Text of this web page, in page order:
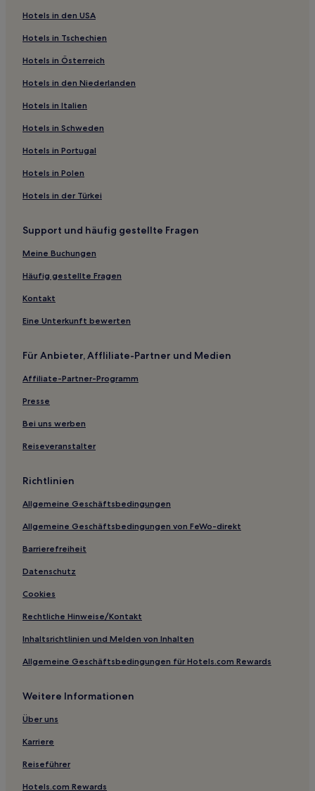
Hotels nahe Houston City Hall
Hotels nahe Edison Museum
Beaumont Hotels
Hotels nahe High Island Beach
Hotels nahe Golf Club of Houston
Smith Point: Hotels
Hotels nahe Moody Mansion Museum
Montrose: Hotels
Hotels nahe Bahnhof Terminal A
Port Bolivar Hotels
Hotels nahe Houston Northwest Medical Center
Riverside Terrace: Hotels
Pleasantville: Hotels
Kirbyville Hotels
Conroe Hotels
Hotels nahe Naskila Gaming
Hotels nahe Battleship Texas
Magnolia Park: Hotels
San Leon: Hotels
China Hotels
Warren Hotels
Hotels nahe Christus Southeast Texas - St. Mary
Hotels nahe Gator Country Wildlife Adventure Park and
Woodland Heights: Hotels
Diboll Hotels
Hotels in den USA
Hotels in Tschechien
Hotels in Österreich
Hotels in den Niederlanden
Hotels in Italien
Hotels in Schweden
Hotels in Portugal
Hotels in Polen
Hotels in der Türkei
Support und häufig gestellte Fragen
Meine Buchungen
Häufig gestellte Fragen
Kontakt
Eine Unterkunft bewerten
Für Anbieter, Affliliate-Partner und Medien
Affiliate-Partner-Programm
Presse
Bei uns werben
Reiseveranstalter
Richtlinien
Allgemeine Geschäftsbedingungen
Allgemeine Geschäftsbedingungen von FeWo-direkt
Barrierefreiheit
Datenschutz
Cookies
Rechtliche Hinweise/Kontakt
Inhaltsrichtlinien und Melden von Inhalten
Allgemeine Geschäftsbedingungen für Hotels.com Rewards
Weitere Informationen
Über uns
Karriere
Reiseführer
Hotels.com Rewards